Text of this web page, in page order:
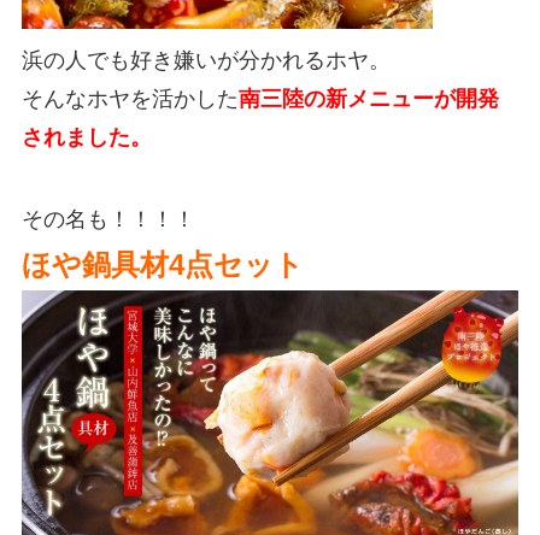
浜の人でも好き嫌いが分かれるホヤ。
そんなホヤを活かした南三陸の新メニューが開発
されました。
その名も！！！！
ほや鍋具材4点セット